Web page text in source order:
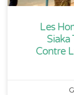
Les
Siaka
Contre